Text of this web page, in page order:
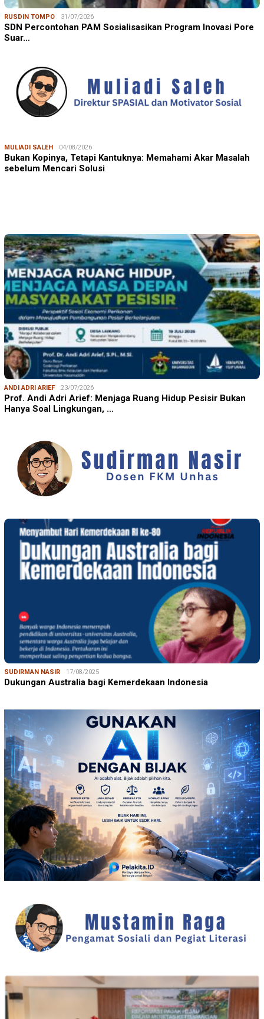
RUSDIN TOMPO 31/07/2026
SDN Percontohan PAM Sosialisasikan Program Inovasi Pore
Suar…
MULIADI SALEH 04/08/2026
Bukan Kopinya, Tetapi Kantuknya: Memahami Akar Masalah
sebelum Mencari Solusi
ANDI ADRI ARIEF 23/07/2026
Prof. Andi Adri Arief: Menjaga Ruang Hidup Pesisir Bukan
Hanya Soal Lingkungan, …
SUDIRMAN NASIR 17/08/2025
Dukungan Australia bagi Kemerdekaan Indonesia